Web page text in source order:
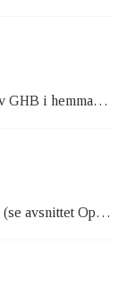
Används av missbrukare för framställning av GHB i hemmamiljö. Kan även konsumeras direkt. Omvandlas i kroppen till GHB, ...
Narkotiklassad ”Internetdrog”. Är en opioid (se avsnittet Opiater i detta kapitel) med dess risk för nedsatt andningsdfu...